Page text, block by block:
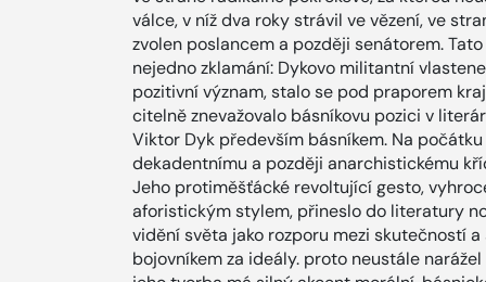
válce, v níž dva roky strávil ve vězení, ve
zvolen poslancem a později senátorem.
nejedno zklamání: Dykovo militantní
pozitivní význam, stalo se pod praporem
citelně znevažovalo básníkovu pozici v
Viktor Dyk především básníkem. Na
dekadentnímu a později anarchistickému
Jeho protiměšťácké revoltující gesto,
aforistickým stylem, přineslo do literatury
vidění světa jako rozporu mezi skutečností
bojovníkem za ideály. proto neustále